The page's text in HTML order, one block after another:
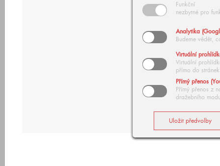
Funkční
nezbytné pro
Analytika
Budeme vědět,
Virtuální
Virtuální
přímo do stránek
Přímý přenos
Přímý přenos z
dražebního